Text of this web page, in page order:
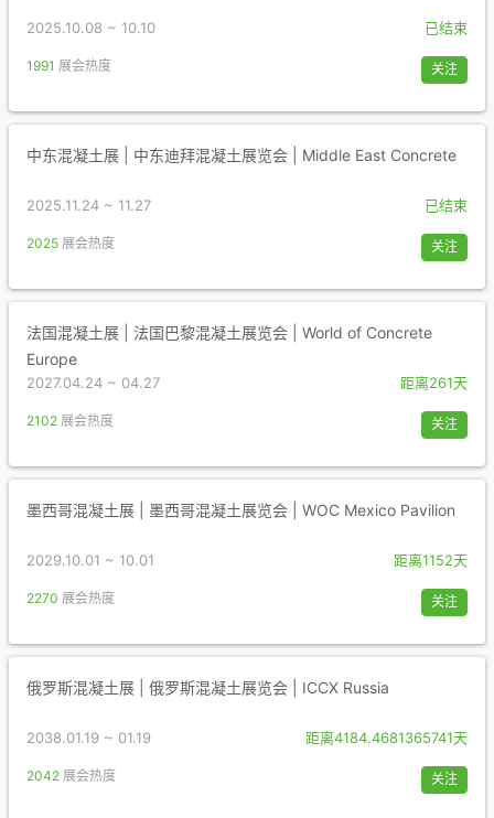
2025.10.08 ~ 10.10 已结束
1991 展会热度 关注
中东混凝土展 | 中东迪拜混凝土展览会 | Middle East Concrete
2025.11.24 ~ 11.27 已结束
2025 展会热度 关注
法国混凝土展 | 法国巴黎混凝土展览会 | World of Concrete
Europe
2027.04.24 ~ 04.27 距离261天
2102 展会热度 关注
墨西哥混凝土展 | 墨西哥混凝土展览会 | WOC Mexico Pavilion
2029.10.01 ~ 10.01 距离1152天
2270 展会热度 关注
俄罗斯混凝土展 | 俄罗斯混凝土展览会 | ICCX Russia
2038.01.19 ~ 01.19 距离4184.4681365741天
2042 展会热度 关注